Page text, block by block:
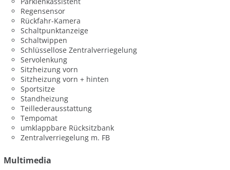
Regensensor
Rückfahr-Kamera
Schaltpunktanzeige
Schaltwippen
Schlüssellose Zentralverriegelung
Servolenkung
Sitzheizung vorn
Sitzheizung vorn + hinten
Sportsitze
Standheizung
Teillederausstattung
Tempomat
umklappbare Rücksitzbank
Zentralverriegelung m. FB
Multimedia